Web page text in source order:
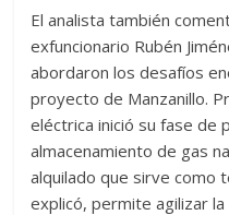
El analista también
exfuncionario Rubén
abordaron los desafíos
proyecto de Manzanillo.
eléctrica inició su fase de
almacenamiento de gas
alquilado que sirve como
explicó, permite agilizar